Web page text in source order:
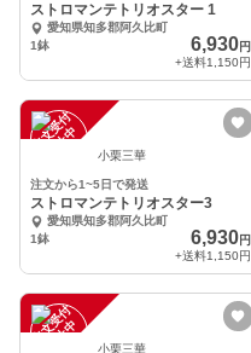
ストロマンテトリオスター 1
愛知県知多郡阿久比町
1鉢
6,930円
+送料1,150円
注
文
受
付
停
止
中 小栗三華
注文から1~5日で発送
ストロマンテトリオスター3
愛知県知多郡阿久比町
1鉢
6,930円
+送料1,150円
注
文
受
付
停
止
中 小栗三華